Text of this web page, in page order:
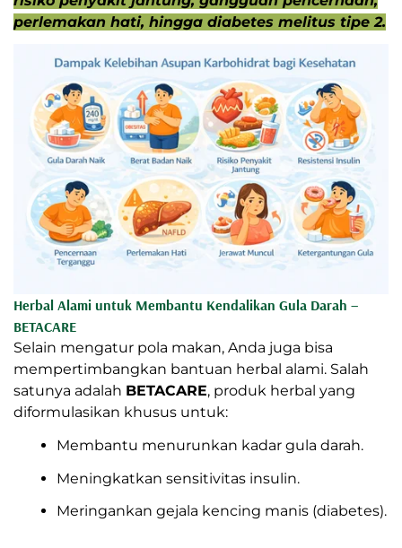
perlemakan hati, hingga diabetes melitus tipe 2.
Herbal Alami untuk Membantu Kendalikan Gula Darah –
BETACARE
Selain mengatur pola makan, Anda juga bisa
mempertimbangkan bantuan herbal alami. Salah
satunya adalah BETACARE, produk herbal yang
diformulasikan khusus untuk:
Membantu menurunkan kadar gula darah.
Meningkatkan sensitivitas insulin.
Meringankan gejala kencing manis (diabetes).